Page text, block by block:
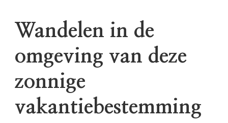
Wandelen in de
omgeving van deze
zonnige
vakantiebestemming